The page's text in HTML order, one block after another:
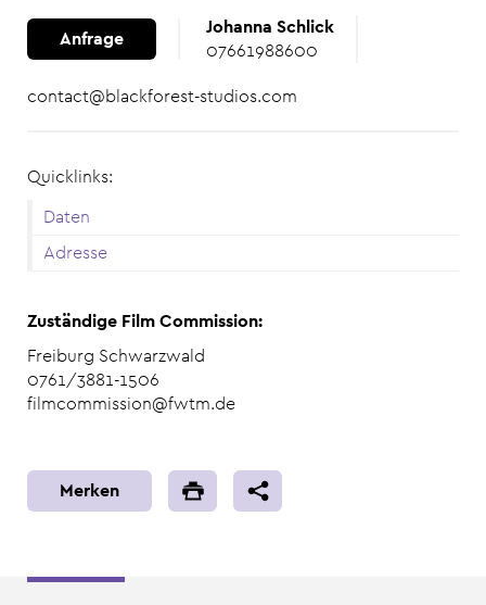
Anfrage
Johanna Schlick
07661988600
contact@blackforest-studios.com
Quicklinks:
Daten
Adresse
Zuständige Film Commission:
Freiburg Schwarzwald
0761/3881-1506
filmcommission@fwtm.de
Merken